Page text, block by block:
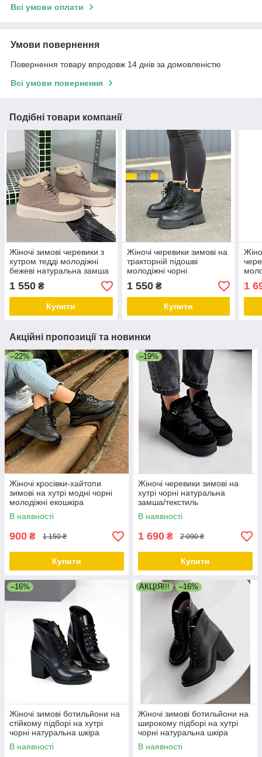
Всі умови оплати
Умови повернення
Повернення товару впродовж 14 днів за домовленістю
Всі умови повернення
Подібні товари компанії
Жіночі зимові черевики з
хутром тедді молодіжні
бежеві натуральна замша
1 550 ₴
Купити
Жіночі черевики зимові на
тракторній підошві
молодіжні чорні
натуральна шкіра
1 550₴
Купити
1
Акційні пропозиції та новинки
–22%
Жіночі кросівки-хайтопи
зимові на хутрі модні чорні
молодіжні екошкіра
В наявності
900 ₴ 1 150 ₴
Купити
–19%
Жіночі черевики зимові на
хутрі чорні натуральна
замша/текстиль
В наявності
1 690 ₴ 2 090 ₴
Купити
–16%
Жіночі зимові ботильйони на
стійкому підборі на хутрі
чорні натуральна шкіра
В наявності
АКЦІЯ!!! –16%
Жіночі зимові ботильйони на
широкому підборі на хутрі
чорні натуральна шкіра
В наявності